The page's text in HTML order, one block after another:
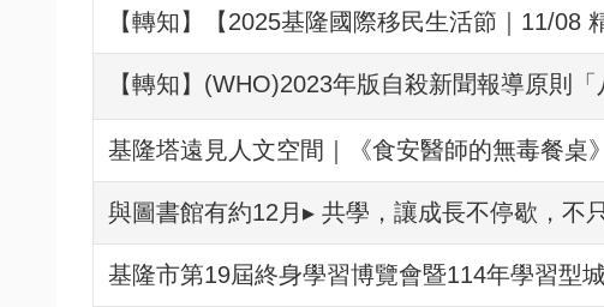
【轉知】【2025基隆國際移民生活節｜11/08
【轉知】(WHO)2023年版自殺新聞報導原則
基隆塔遠見人文空間｜《食安醫師的無毒餐桌
與圖書館有約12月▸ 共學，讓成長不停歇，不
基隆市第19屆終身學習博覽會暨114年學習型